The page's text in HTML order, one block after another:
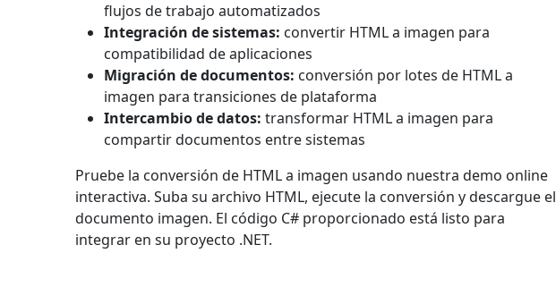
flujos de trabajo automatizados
Integración de sistemas: convertir HTML a imagen para
compatibilidad de aplicaciones
Migración de documentos: conversión por lotes de HTML a
imagen para transiciones de plataforma
Intercambio de datos: transformar HTML a imagen para
compartir documentos entre sistemas
Pruebe la conversión de HTML a imagen usando nuestra demo online
interactiva. Suba su archivo HTML, ejecute la conversión y descargue el
documento imagen. El código C# proporcionado está listo para
integrar en su proyecto .NET.